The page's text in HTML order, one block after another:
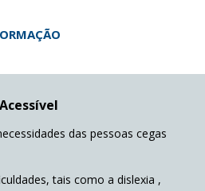
das pessoas cegas
tais como a dislexia ,